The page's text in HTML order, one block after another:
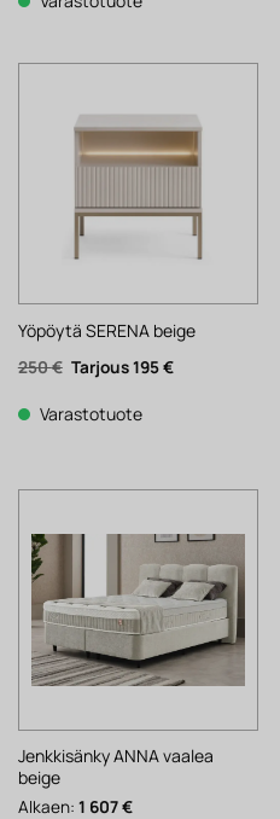
Yöpöytä SERENA beige
250€ Alkuperäinen
hinta
250 €.
195€Nykyinen
Varastotuote
Jenkkisänky ANNA vaalea
beige
Alkaen: 1 607€